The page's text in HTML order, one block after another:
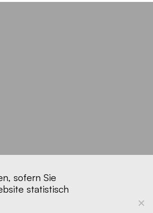
sofern Sie
statistisch